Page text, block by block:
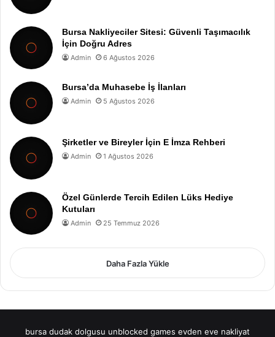
Bursa Nakliyeciler Sitesi: Güvenli Taşımacılık
İçin Doğru Adres
Admin 6 Ağustos 2026
Bursa’da Muhasebe İş İlanları
Admin 5 Ağustos 2026
Şirketler ve Bireyler İçin E İmza Rehberi
Admin 1 Ağustos 2026
Özel Günlerde Tercih Edilen Lüks Hediye
Kutuları
Admin 25 Temmuz 2026
Daha Fazla Yükle
bursa dudak dolgusu unblocked games evden eve nakliyat